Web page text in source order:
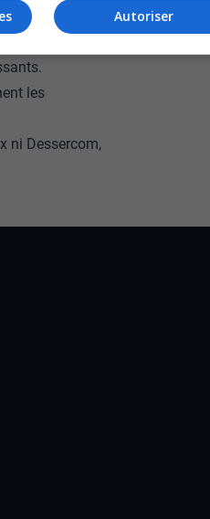
jusqu’au bout.
les
ni Dessercom,
Autoriser